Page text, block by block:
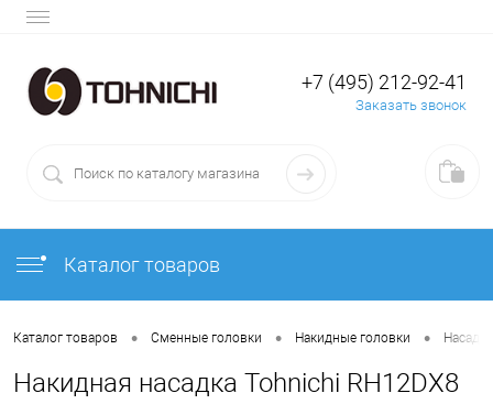
+7 (495) 212-92-41
Заказать звонок
Каталог товаров
Каталог товаров • Сменные головки • Накидные головки •
Накидная насадка Tohnichi RH12DX8